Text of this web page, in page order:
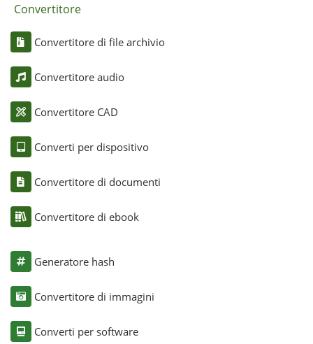
Convertitore
Convertitore di file archivio
Convertitore audio
Convertitore CAD
Converti per dispositivo
Convertitore di documenti
Convertitore di ebook
Generatore hash
Convertitore di immagini
Converti per software